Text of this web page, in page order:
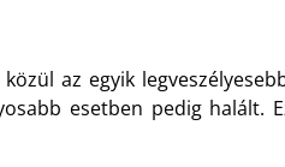
az egyik
esetben pedig halált.